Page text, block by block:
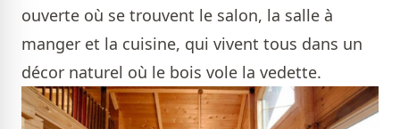
ouverte où se trouvent le salon, la salle à
manger et la cuisine, qui vivent tous dans un
décor naturel où le bois vole la vedette.